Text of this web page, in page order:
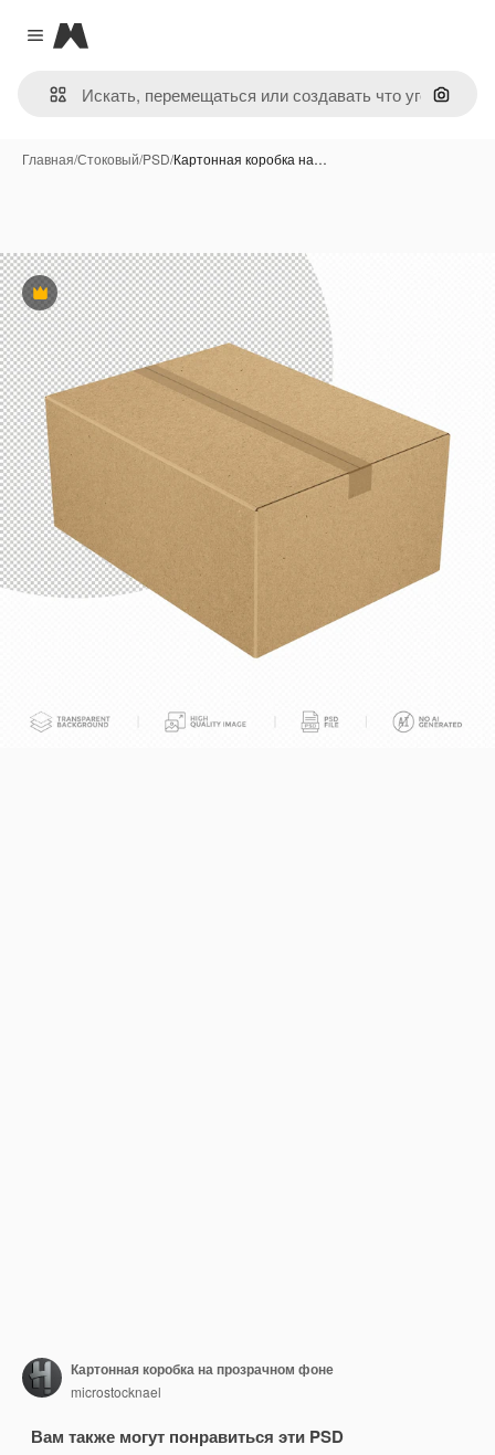
Close menu
Magnific
Поиск
Главная/Стоковый/PSD/Картонная коробка на…
Премиум
Картонная коробка на прозрачном фоне
microstocknael
Вам также могут понравиться эти PSD